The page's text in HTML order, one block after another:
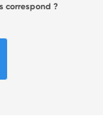
correspond ?